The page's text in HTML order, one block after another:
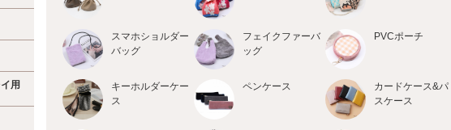
用
スマホショルダー
バッグ
フェイクファーバ
ッグ
PVCポーチ
キーホルダーケー
ス
ペンケース
カードケース&パ
スケース